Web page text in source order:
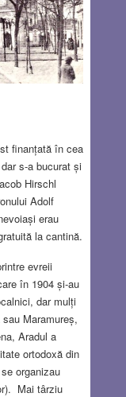
finanțată în cea
s-a bucurat și
Hirschl
Adolf
erau
la cantină.
evreii
în 1904 și-au
dar mulți
Maramureș,
Aradul a
ortodoxă din
organizau
Mai târziu